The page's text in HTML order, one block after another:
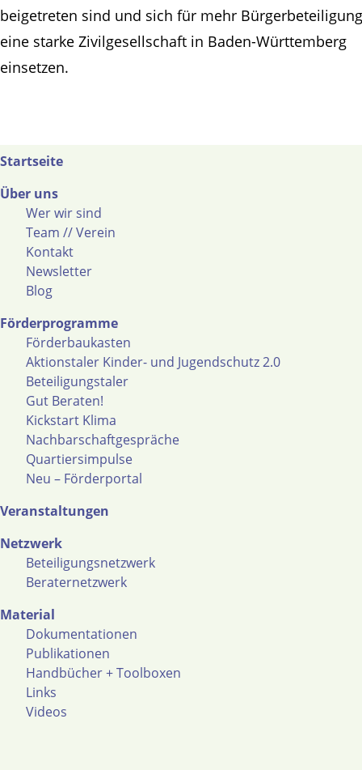
beigetreten sind und sich für mehr
eine starke Zivilgesellschaft in Baden-Württemberg
einsetzen.
Startseite
Über uns
Wer wir sind
Team // Verein
Kontakt
Newsletter
Blog
Förderprogramme
Förderbaukasten
Aktionstaler Kinder- und Jugendschutz 2.0
Beteiligungstaler
Gut Beraten!
Kickstart Klima
Nachbarschaftgespräche
Quartiersimpulse
Neu – Förderportal
Veranstaltungen
Netzwerk
Beteiligungsnetzwerk
Beraternetzwerk
Material
Dokumentationen
Publikationen
Handbücher + Toolboxen
Links
Videos